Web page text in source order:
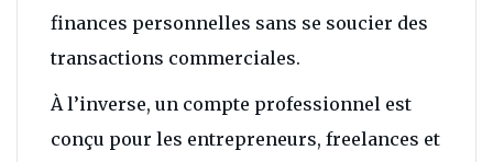
finances personnelles sans se soucier des
transactions commerciales.
À l’inverse, un compte professionnel est
conçu pour les entrepreneurs, freelances et